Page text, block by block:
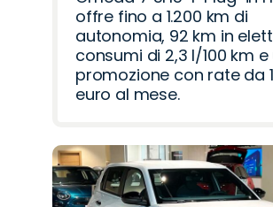
offre fino a 1.200 km di
autonomia, 92 km in
consumi di 2,3 l/100 km e
promozione con rate da
euro al mese.